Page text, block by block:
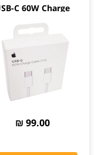
C 60W Charge
99.00 ₪